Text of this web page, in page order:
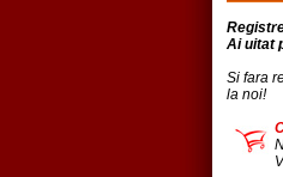
Ai uitat
Si fara
la noi!